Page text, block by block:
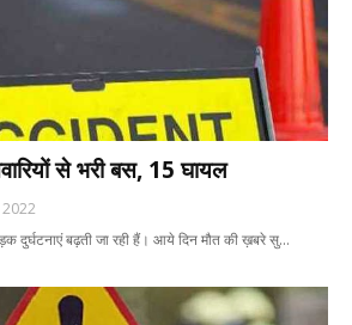
से भरी बस, 15 घायल
दुर्घटनाएं बढ़ती जा रही हैं। आये दिन मौत की ख़बरे सु…